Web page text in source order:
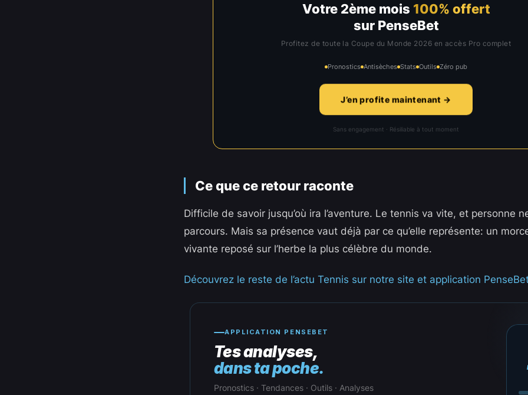
Votre 2ème mois 100% offert
sur PenseBet
Profitez de toute la Coupe du Monde 2026 en accès Pro complet
Pronostics Antisèches Stats Outils Zéro pub
J’en profite maintenant →
Sans engagement · Résiliable à tout moment
Ce que ce retour raconte
Difficile de savoir jusqu’où ira l’aventure. Le tennis va vite, et personne
parcours. Mais sa présence vaut déjà par ce qu’elle représente: un
vivante reposé sur l’herbe la plus célèbre du monde.
Découvrez le reste de l’actu Tennis sur notre site et application
APPLICATION PENSEBET
Tes analyses,
dans ta poche.
Pronostics · Tendances · Outils · Analyses